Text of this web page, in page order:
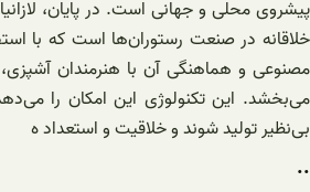
پیشروی محلی و جهانی است. در پایان،
خلاقانه در صنعت رستوران‌ها است که با
مصنوعی و هماهنگی آن با هنرمندان
می‌بخشد. این تکنولوژی این امکان را
بی‌نظیر تولید شوند و خلاقیت و استعداد ه
..